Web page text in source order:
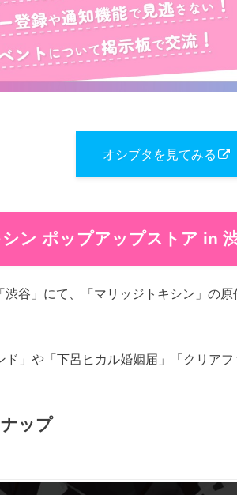
オシブタを見てみる
ン ポップアップストア in
渋谷」にて、「マリッジトキシン」の
ド」や「下呂ヒカル婚姻届」「クリア
ップ